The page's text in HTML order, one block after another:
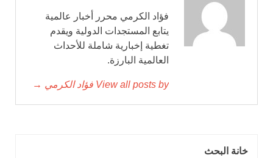
فؤاد الكرمي محرر أخبار عالمية
يتابع المستجدات الدولية ويقدم
تغطية إخبارية شاملة للأحداث
العالمية البارزة.
View all posts by فؤاد الكرمي →
خانة البحث